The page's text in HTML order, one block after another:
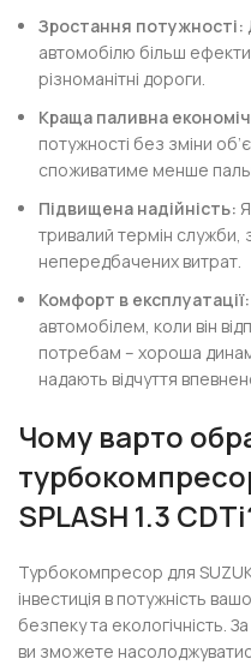
Зростання потужності:
автомобілю більш
різноманітні дороги.
Краща паливна
потужності без зміни
споживатиме менше
Підвищена надійність:
тривалий термін
непередбачених витрат.
Комфорт в експлуатації:
автомобілем, коли він
потребам – хороша
надають відчуття
Чому варто
SPLASH 1.3
Турбокомпресор для
інвестиція в потужність
безпеку та екологічність.
ви зможете